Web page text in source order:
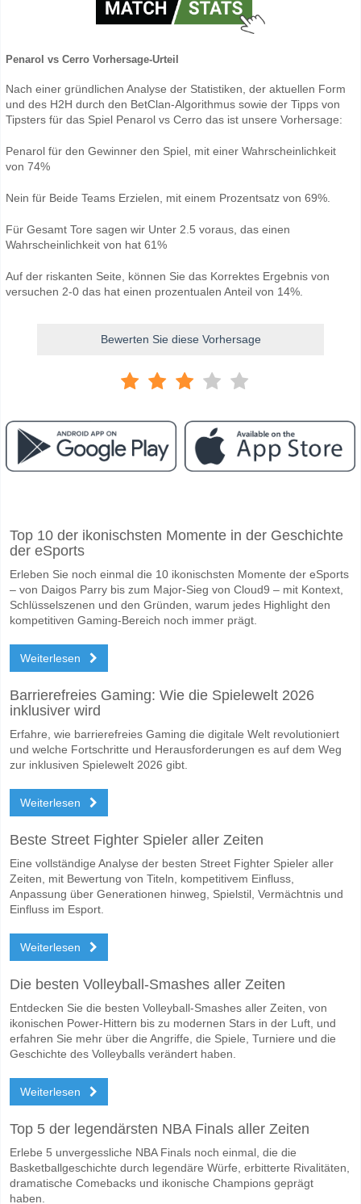
Penarol vs Cerro Vorhersage-Urteil
Nach einer gründlichen Analyse der Statistiken, der aktuellen Form
und des H2H durch den BetClan-Algorithmus sowie der Tipps von
Tipsters für das Spiel Penarol vs Cerro das ist unsere Vorhersage:
Penarol für den Gewinner den Spiel, mit einer Wahrscheinlichkeit
von 74%
Nein für Beide Teams Erzielen, mit einem Prozentsatz von 69%.
Für Gesamt Tore sagen wir Unter 2.5 voraus, das einen
Wahrscheinlichkeit von hat 61%
Auf der riskanten Seite, können Sie das Korrektes Ergebnis von
versuchen 2-0 das hat einen prozentualen Anteil von 14%.
Bewerten Sie diese Vorhersage
Das Spiel zwischen Penarol v Cerro 21 March 2026 22:30.
Penarol für den Gewinner den Spiel, mit einer Wahrscheinlichkeit von
Werden beide Teams im Spiel punkten Penarol v
Nein für Beide Teams Erzielen, mit einem Prozentsatz von 69%.
Wofür ist die richtige Ergebnisprognose Penarol v
Auf der riskanten Seite, können Sie das Korrektes Ergebnis von
Top 10 der ikonischsten Momente in der Geschichte
der eSports
Erleben Sie noch einmal die 10 ikonischsten Momente der eSports
– von Daigos Parry bis zum Major-Sieg von Cloud9 – mit Kontext,
Schlüsselszenen und den Gründen, warum jedes Highlight den
kompetitiven Gaming-Bereich noch immer prägt.
Weiterlesen
Barrierefreies Gaming: Wie die Spielewelt 2026
inklusiver wird
Erfahre, wie barrierefreies Gaming die digitale Welt revolutioniert
und welche Fortschritte und Herausforderungen es auf dem Weg
zur inklusiven Spielewelt 2026 gibt.
Weiterlesen
Beste Street Fighter Spieler aller Zeiten
Eine vollständige Analyse der besten Street Fighter Spieler aller
Zeiten, mit Bewertung von Titeln, kompetitivem Einfluss,
Anpassung über Generationen hinweg, Spielstil, Vermächtnis und
Einfluss im Esport.
Weiterlesen
Die besten Volleyball-Smashes aller Zeiten
Entdecken Sie die besten Volleyball-Smashes aller Zeiten, von
ikonischen Power-Hittern bis zu modernen Stars in der Luft, und
erfahren Sie mehr über die Angriffe, die Spiele, Turniere und die
Geschichte des Volleyballs verändert haben.
Weiterlesen
Top 5 der legendärsten NBA Finals aller Zeiten
Erlebe 5 unvergessliche NBA Finals noch einmal, die die
Basketballgeschichte durch legendäre Würfe, erbitterte Rivalitäten,
dramatische Comebacks und ikonische Champions geprägt
haben.